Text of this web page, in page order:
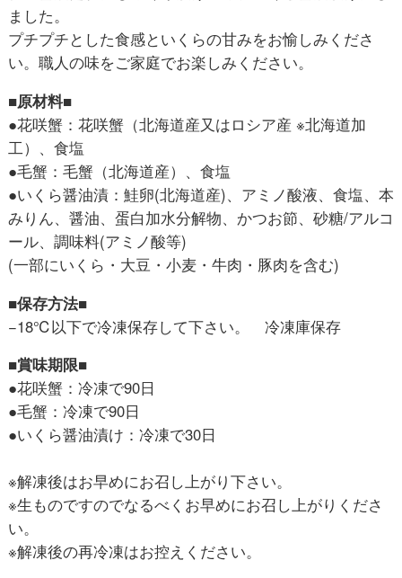
ました。
プチプチとした食感といくらの甘みをお愉しみくださ
い。職人の味をご家庭でお楽しみください。
■原材料■
●花咲蟹：花咲蟹（北海道産又はロシア産 ※北海道加
工）、食塩
●毛蟹：毛蟹（北海道産）、食塩
●いくら醤油漬：鮭卵(北海道産)、アミノ酸液、食塩、本
みりん、醤油、蛋白加水分解物、かつお節、砂糖/アルコ
ール、調味料(アミノ酸等)
(一部にいくら・大豆・小麦・牛肉・豚肉を含む)
■保存方法■
−18℃以下で冷凍保存して下さい。 冷凍庫保存
■賞味期限■
●花咲蟹：冷凍で90日
●毛蟹：冷凍で90日
●いくら醤油漬け：冷凍で30日
※解凍後はお早めにお召し上がり下さい。
※生ものですのでなるべくお早めにお召し上がりくださ
い。
※解凍後の再冷凍はお控えください。